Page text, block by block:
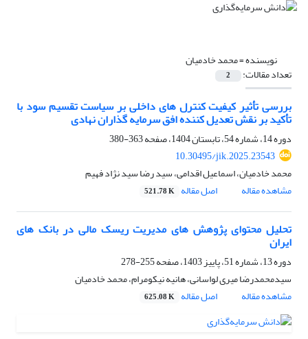
نویسنده =محمد خادمیان
تعداد مقالات: 2
بررسی تأثیر کیفیت کنترل های داخلی بر سیاست تقسیم سود با
تأکید بر نقش تعدیل کننده افق سرمایه گذاران نهادی
دوره 14، شماره 54، تابستان 1404، صفحه
363-380
10.30495/jik.2025.23543
محمد خادمیان، اسماعیل اقدامی، سید رضا سید نژاد فهیم
مشاهده مقاله
اصل مقاله 521.78 K
تحلیل محتوای پژوهش های مدیریت ریسک مالی در بانک های
ایران
دوره 13، شماره 51، پاییز 1403، صفحه
255-278
سیدمحمدرضا میری لواسانی، هانیه نیکومرام، محمد خادمیان
مشاهده مقاله
اصل مقاله 625.08 K